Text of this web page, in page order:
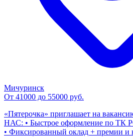
Мичуринск
От 41000 до 55000 руб.
«Пятерочка» приглашает на
НАС: • Быстрое оформление по ТК
• Фиксированный оклад + премии и